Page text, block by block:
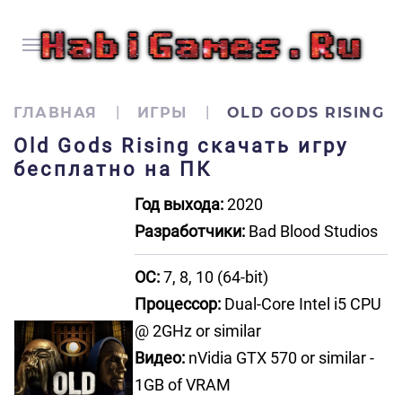
ГЛАВНАЯ ИГРЫ OLD GODS RISING
Old Gods Rising скачать игру
бесплатно на ПК
Год выхода:2020
Разработчики: Bad Blood Studios
ОС:7, 8, 10 (64-bit)
Процессор: Dual-Core Intel i5 CPU
@ 2GHz or similar
Видео: nVidia GTX 570 or similar -
1GB of VRAM